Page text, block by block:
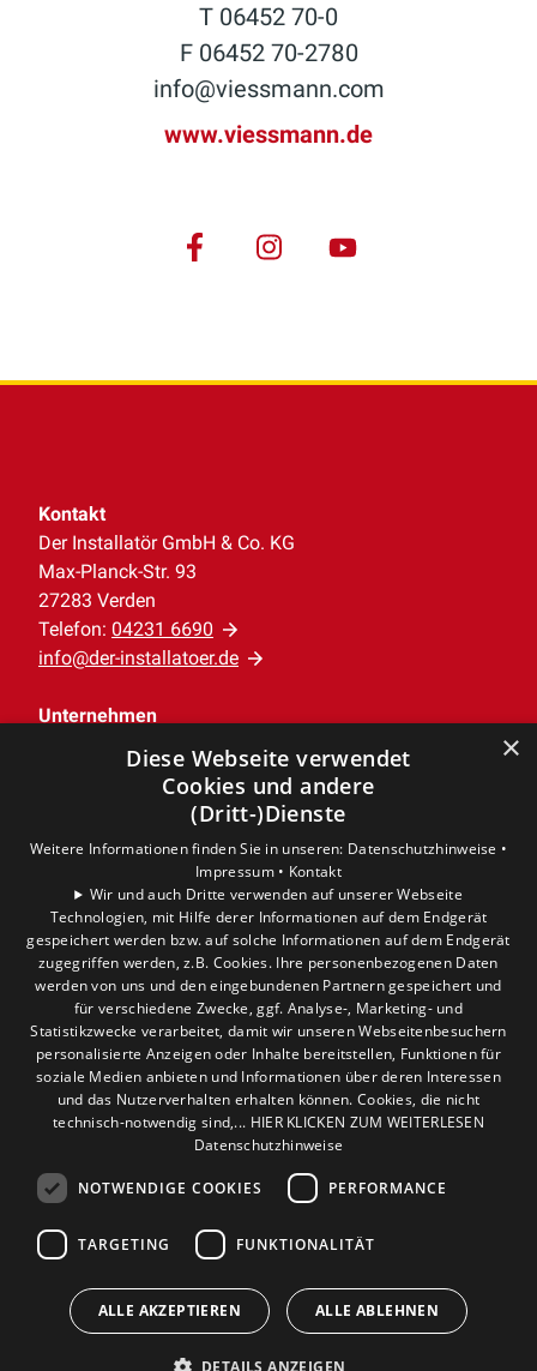
T 06452 70-0
F 06452 70-2780
info@viessmann.com
www.viessmann.de
Kontakt
Der Installatör GmbH & Co. KG
Max-Planck-Str. 93
27283 Verden
Telefon: 04231 6690
info@der-installatoer.de
Unternehmen
Datenschutz
Barrierefreiheitserklärung
Leistungen
Privatkunden
Gewerbekunden
Karriere
Unternehmen
Standort
Verden
×
Diese Webseite verwendet
Cookies und andere
(Dritt-)Dienste
Weitere Informationen finden Sie in unseren: Datenschutzhinweise •
Impressum • Kontakt
Wir und auch Dritte verwenden auf unserer Webseite
Technologien, mit Hilfe derer Informationen auf dem Endgerät
gespeichert werden bzw. auf solche Informationen auf dem Endgerät
zugegriffen werden, z.B. Cookies. Ihre personenbezogenen Daten
werden von uns und den eingebundenen Partnern gespeichert und
für verschiedene Zwecke, ggf. Analyse-, Marketing- und
Statistikzwecke verarbeitet, damit wir unseren Webseitenbesuchern
personalisierte Anzeigen oder Inhalte bereitstellen, Funktionen für
soziale Medien anbieten und Informationen über deren Interessen
und das Nutzerverhalten erhalten können. Cookies, die nicht
technisch-notwendig sind,... HIER KLICKEN ZUM WEITERLESEN
Datenschutzhinweise
NOTWENDIGE COOKIES PERFORMANCE
TARGETING FUNKTIONALITÄT
ALLE AKZEPTIEREN ALLE ABLEHNEN
DETAILS ANZEIGEN